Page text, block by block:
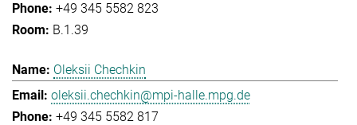
+49 345 5582 823
B.1.39
Oleksii Chechkin
oleksii.chechkin@mpi-halle.mpg.de
+49 345 5582 817